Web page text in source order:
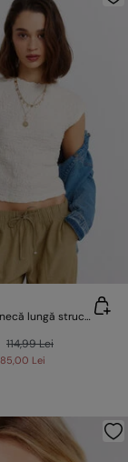
Tricou cu mânecă lungă structurat
114,99 Lei
85,00 Lei